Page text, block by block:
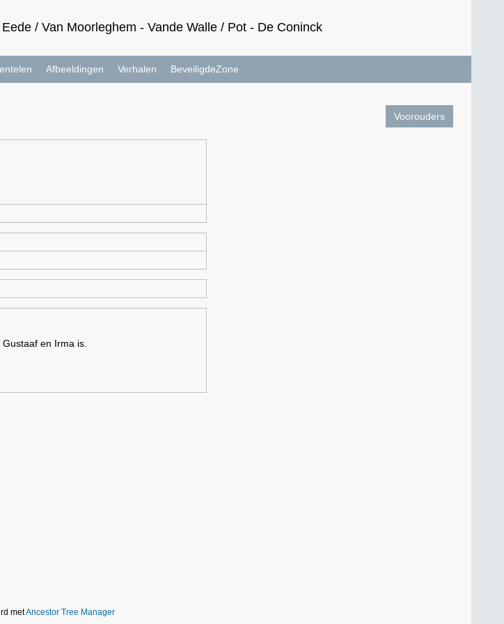
/ Van Moorleghem - Vande Walle / Pot - De Coninck
Afbeeldingen Verhalen BeveiligdeZone
Voorouders
en Irma is.
metAncestor Tree Manager